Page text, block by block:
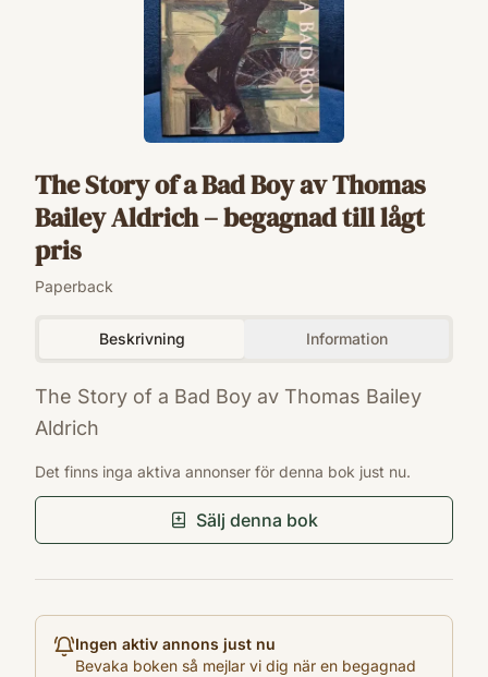
The Story of a Bad Boy av Thomas
Bailey Aldrich – begagnad till lågt
pris
Paperback
Beskrivning Information
The Story of a Bad Boy av Thomas Bailey
Aldrich
9780985607388
RiverRun Select
Språk
Format
Paperback
Det finns inga aktiva annonser för denna bok just nu.
Sälj denna bok
Ingen aktiv annons just nu
Bevaka boken så mejlar vi dig när en begagnad